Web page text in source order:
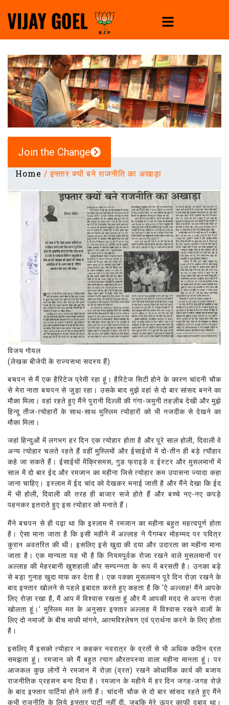
Join the Change
Home /इफ्तार क्यों बने राजनीति का अखाड़ा
विजय गोयल
(लेखक बीजेपी के राज्यसभा सदस्य हैं)
बचपन से मैं एक हैरिटेज प्रेमी रहा हूं। हैरिटेज सिटी होने के कारण चांदनी चौक
से मेरा नाता बचपन से जुड़ा रहा। उसके बाद मुझे वहां से दो बार सांसद बनने का
मौका मिला। वहां रहते हुए मैंने पुरानी दिल्ली की गंगा-जमुनी तहज़ीब देखी और मुझे
हिन्दू तीज-त्योहारों के साथ-साथ मुस्लिम त्योहारों को भी नजदीक से देखने का
मौका मिला।
जहां हिन्दुओं में लगभग हर दिन एक त्योहार होता है और पूरे साल होली, दिवाली वे
अन्य त्योहार चलते रहते हैं वहीं मुस्लिमों और ईसाईयों में दो-तीन ही बड़े त्यौहार
कहे जा सकते हैं। ईसाईयों मेंक्रिसमस, गुड फ्राइडे व ईस्टर और मुसलमानों में
साल में दो बार ईद और रमजान का महीना जिसे त्योहार कम उपासना ज्यादा कहा
जाना चाहिए। इस्लाम में ईद चांद को देखकर मनाई जाती है और मैंने देखा कि ईद
में भी होली, दिवाली की तरह ही बाजार सजे होते हैं और बच्चे नए-नए कपड़े
पहनकर इतराते हुए इस त्योहार को मनाते हैं।
मैंने बचपन से ही पढ़ा था कि इस्लाम में रमजान का महीना बहुत महत्वपूर्ण होता
है। ऐसा माना जाता है कि इसी महीने में अल्लाह ने पैगम्बर मोहम्मद पर पवित्र
कुरान अवतरित की थी। इसलिए इसे खुदा की दया और उदारता का महीना माना
जाता है। एक मान्यता यह भी है कि नियमपूर्वक रोजा रखने वाले मुसलमानों पर
अल्लाह की मेहरबानी खुशहाली और सम्पन्नता के रूप में बरसती है। उनका बड़े
से बड़ा गुनाह खुदा माफ कर देता है। एक पक्का मुसलमान पूरे दिन रोज़ा रखने के
बाद इफ्तार खोलने से पहले इबादत करते हुए कहता है कि ‘ऐ अल्लाह! मैंने आपके
लिए रोज़ा रखा है, मैं आप में विश्वास रखता हूं और मैं आपकी मदद से अपना रोज़ा
खोलता हूं।’ मुस्लिम मत के अनुसार इफ्तार अल्लाह में विश्वास रखने वालों के
लिए दो नमाजों के बीच माफी मांगने, आत्मविश्लेषण एवं प्रार्थना करने के लिए होता
है।
इसलिए मैं इसको त्योहार न कहकर नवरात्र के व्रतों से भी अधिक कठिन व्रत
समझता हूं। रमजान को मैं बहुत त्याग औरतपस्या वाला महीना मानता हूं। पर
आजकल कुछ लोगों ने रमजान में रोज़ा (व्रत) रखने कोधार्मिक कार्य की बजाय
राजनीतिक प्रहसन बना दिया है। रमजान के महीने में हर दिन जगह-जगह रोज़े
के बाद इफ्तार पार्टियां होने लगी हैं। चांदनी चौक से दो बार सांसद रहते हुए मैंने
कभी राजनीति के लिये इफ्तार पार्टी नहीं दी, जबकि मेरे ऊपर काफी दबाव था।